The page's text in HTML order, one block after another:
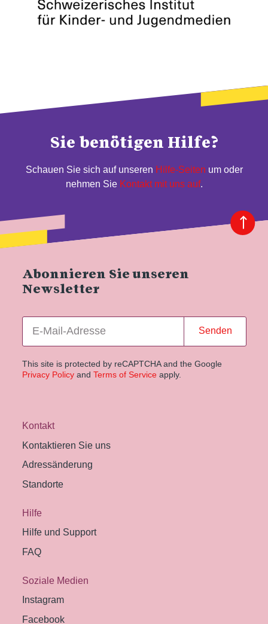
Sie benötigen Hilfe?
Schauen Sie sich auf unseren Hilfe-Seiten um oder
nehmen Sie Kontakt mit uns auf.
Abonnieren Sie unseren
Newsletter
Senden
This site is protected by reCAPTCHA and the Google
Privacy Policyand Terms of Service apply.
Kontakt
Kontaktieren Sie uns
Adressänderung
Standorte
Hilfe
Hilfe und Support
FAQ
Soziale Medien
Instagram
Facebook